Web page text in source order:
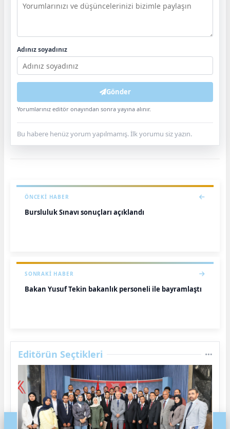
Adınız soyadınız
Gönder
Yorumlarınız editör onayından sonra yayına alınır.
Bu habere henüz yorum yapılmamış. İlk yorumu siz yazın.
ÖNCEKI HABER
Bursluluk Sınavı sonuçları açıklandı
SONRAKI HABER
Bakan Yusuf Tekin bakanlık personeli ile bayramlaştı
Editörün Seçtikleri